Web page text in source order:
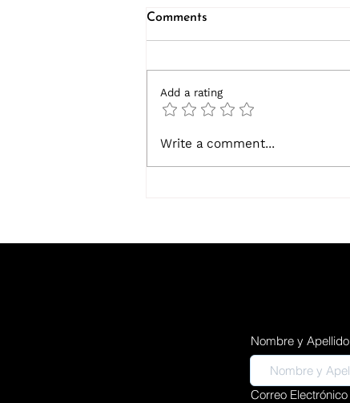
¿Qué certificaciones deben
médicos para medicina
Comments
Add a rating
Write a comment...
Nombre y Apellido
Correo Electrónico